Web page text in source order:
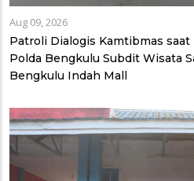
Aug 09, 2026
Patroli Dialogis Kamtibmas
Polda Bengkulu Subdit Wisata
Bengkulu Indah Mall